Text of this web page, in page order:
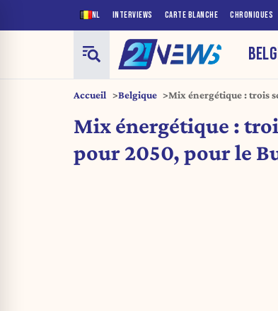
NL INTERVIEWS CARTE BLANCHE CHRONIQUES
Accueil Belgique
Mix énergétique : trois
Mix énergétique :
pour 2050, pour le